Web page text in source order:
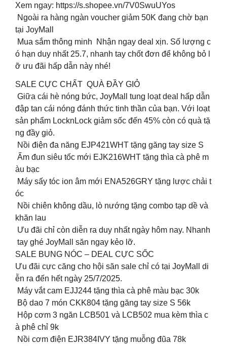
Xem ngay: https://s.shopee.vn/7V0SwuUYos
Ngoài ra hàng ngàn voucher giảm 50K đang chờ bạn
tại JoyMall
Mua sắm thông minh Nhận ngay deal xịn. Số lượng c
ó hạn duy nhất 25.7, nhanh tay chốt đơn để không bỏ l
ỡ ưu đãi hấp dẫn này nhé!
SALE CỰC CHẤT QUÀ ĐẦY GIỎ
Giữa cái hè nóng bức, JoyMall tung loạt deal hấp dẫn
đập tan cái nóng đánh thức tinh thần của bạn. Với loạt
sản phẩm LocknLock giảm sốc đến 45% còn có quà tặ
ng đầy giỏ.
Nồi điện đa năng EJP421WHT tặng găng tay size S
Ấm đun siêu tốc mới EJK216WHT tặng thìa cà phê m
àu bạc
Máy sấy tóc ion âm mới ENA526GRY tặng lược chải t
óc
Nồi chiên không dầu, lò nướng tặng combo tạp dề và
khăn lau
Ưu đãi chỉ còn diễn ra duy nhất ngày hôm nay. Nhanh
tay ghé JoyMall săn ngay kẻo lỡ.
SALE BUNG NÓC – DEAL CỰC SỐC
️Ưu đãi cực căng cho hội săn sale chỉ có tại JoyMall di
ễn ra đến hết ngày 25/7/2025.
Máy vắt cam EJJ244 tặng thìa cà phê màu bạc 30k
Bộ dao 7 món CKK804 tặng găng tay size S 56k
Hộp cơm 3 ngăn LCB501 và LCB502 mua kèm thìa c
à phê chỉ 9k
Nồi cơm điện EJR384IVY tặng muỗng đũa 78k